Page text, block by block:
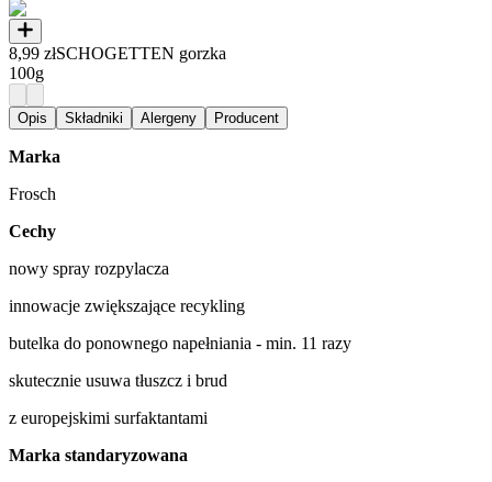
8,99 złSCHOGETTEN gorzka
100g
Opis Składniki Alergeny Producent
Marka
Frosch
Cechy
nowy spray rozpylacza
innowacje zwiększające recykling
butelka do ponownego napełniania - min. 11 razy
skutecznie usuwa tłuszcz i brud
z europejskimi surfaktantami
Marka standaryzowana